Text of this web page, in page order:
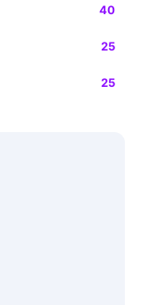
40
25
25